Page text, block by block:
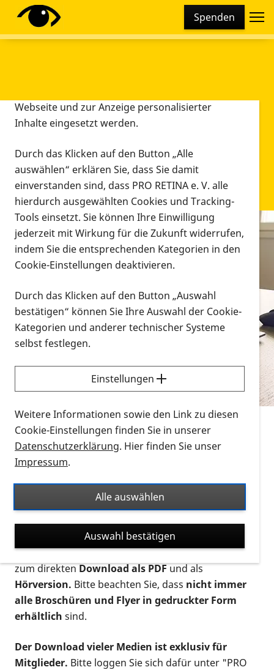
Spenden
Infomaterial
Infomaterial
Vorlesen
Alle Infomaterialien in verschiedenen
Formaten an einem Ort
Sie möchten wissen, wie Sie nach Infonmaterial
suchen und dieses bestellen bzw. herunterladen
können? Schauen Sie sich dieErklärvideos zum
Thema Infomaterial auf der PRO RETINA-Website
für blinde und sehbehinderte Menschen an.
Auf dieser Seite finden Sie sämtliches Infomaterial
Ort. Nutzen Sie den Formatfilter, um ausschließlich
nach Flyern und Broschüren, Audios oder Videos zu
suchen. Die meisten Flyer und Broschüren werden in
verschiedenen Formaten angeboten: zur
postalischen Bestellung als gedruckte Variante
zum direktenDownload als PDFund als
Hörversion. Bitte beachten Sie, dass nicht immer
alle Broschüren und Flyer in gedruckter Form
erhältlich sind.
Der Download vieler Medien ist exklusiv für
Mitglieder. Bitte loggen Sie sich dafür unter "PRO
Diese Webseite setzt verschiedene Cookies und
Tracking-Tools ein. Dies beinhaltet Cookies und
Webseite und zur Anzeige personalisierter
Inhalte eingesetzt werden.
Durch das Klicken auf den Button „Alle
auswählen“ erklären Sie, dass Sie damit
einverstanden sind, dass PRO RETINA e. V. alle
hierdurch ausgewählten Cookies und Tracking-
Tools einsetzt. Sie können Ihre Einwilligung
jederzeit mit Wirkung für die Zukunft widerrufen,
indem Sie die entsprechenden Kategorien in den
Cookie-Einstellungen deaktivieren.
Durch das Klicken auf den Button „Auswahl
bestätigen“ können Sie Ihre Auswahl der Cookie-
Kategorien und anderer technischer Systeme
selbst festlegen.
Einstellungen
Weitere Informationen sowie den Link zu diesen
Cookie-Einstellungen finden Sie in unserer
Datenschutzerklärung. Hier finden Sie unser
Impressum.
Alle auswählen
Auswahl bestätigen